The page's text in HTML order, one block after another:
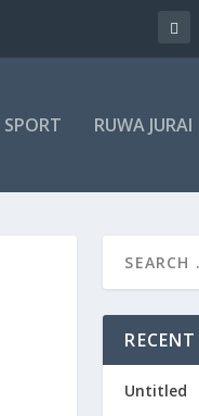
SPORT RUWA JURAI
Untitled